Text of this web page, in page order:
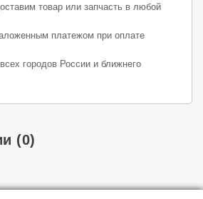
товар или запчасть в любой
платежом при оплате
городов России и ближнего
(0)